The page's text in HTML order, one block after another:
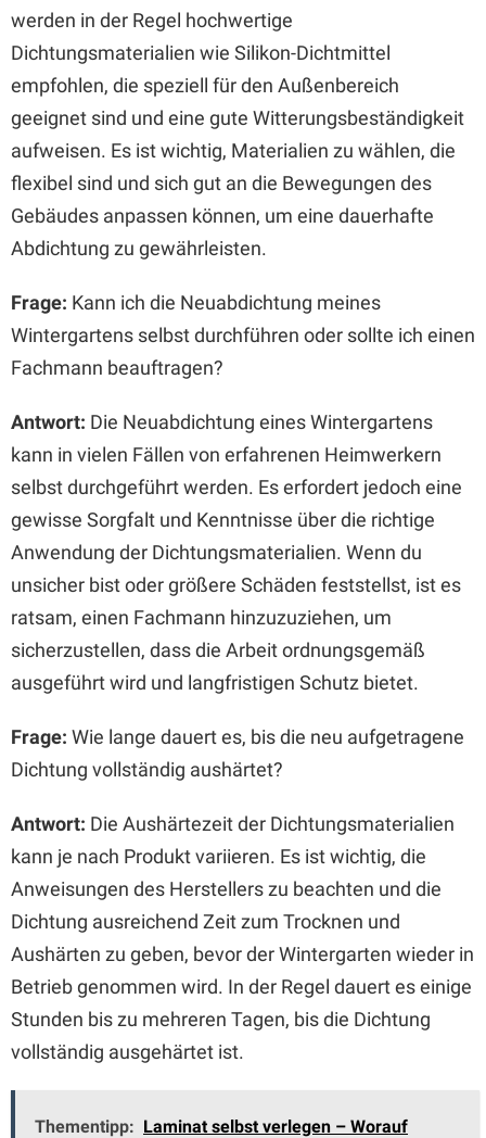
werden in der Regel hochwertige
Dichtungsmaterialien wie Silikon-Dichtmittel
empfohlen, die speziell für den Außenbereich
geeignet sind und eine gute Witterungsbeständigkeit
aufweisen. Es ist wichtig, Materialien zu wählen, die
flexibel sind und sich gut an die Bewegungen des
Gebäudes anpassen können, um eine dauerhafte
Abdichtung zu gewährleisten.
Frage: Kann ich die Neuabdichtung meines
Wintergartens selbst durchführen oder sollte ich einen
Fachmann beauftragen?
Antwort: Die Neuabdichtung eines Wintergartens
kann in vielen Fällen von erfahrenen Heimwerkern
selbst durchgeführt werden. Es erfordert jedoch eine
gewisse Sorgfalt und Kenntnisse über die richtige
Anwendung der Dichtungsmaterialien. Wenn du
unsicher bist oder größere Schäden feststellst, ist es
ratsam, einen Fachmann hinzuzuziehen, um
sicherzustellen, dass die Arbeit ordnungsgemäß
ausgeführt wird und langfristigen Schutz bietet.
Frage: Wie lange dauert es, bis die neu aufgetragene
Dichtung vollständig aushärtet?
Antwort: Die Aushärtezeit der Dichtungsmaterialien
kann je nach Produkt variieren. Es ist wichtig, die
Anweisungen des Herstellers zu beachten und die
Dichtung ausreichend Zeit zum Trocknen und
Aushärten zu geben, bevor der Wintergarten wieder in
Betrieb genommen wird. In der Regel dauert es einige
Stunden bis zu mehreren Tagen, bis die Dichtung
vollständig ausgehärtet ist.
Thementipp: Laminat selbst verlegen – Worauf